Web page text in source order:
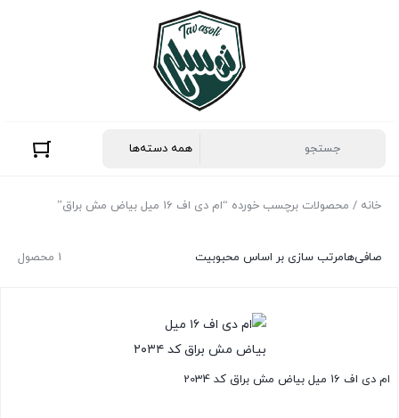
خانه / محصولات برچسب خورده “ام دی اف 16 میل بیاض مش براق”
1 محصول صافی‌هامرتب سازی بر اساس محبوبیت
ام دی اف 16 میل بیاض مش براق کد 2034